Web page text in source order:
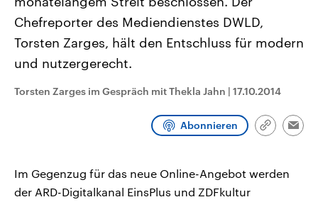
Landtag. Seit 2021 wird das
Bundesland von einer Koalition aus
CDU, SPD und FDP regiert.-
Umfragen, Prognosen,
Wahlprogramme, aktuelle Berichte
und Hintergründe zu den Parteien
Wahl.
den mächtigsten Ländern
mit großem Einfluss auf
Sendungen Programm
Chefreporter des Mediendienstes DWLD,
Torsten Zarges, hält den Entschluss für modern
und nutzergerecht.
Torsten Zarges im Gespräch mit Thekla Jahn | 17.10.2014
Abonnieren
Link
Im Gegenzug für das neue Online-Angebot werden
der ARD-Digitalkanal EinsPlus und ZDFkultur